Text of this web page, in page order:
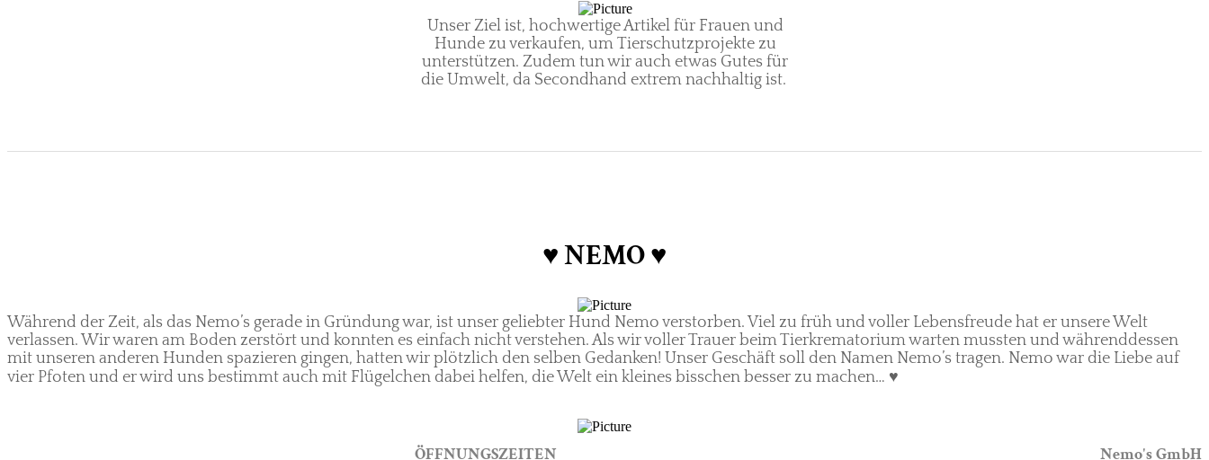
Unser Ziel ist, hochwertige Artikel für Frauen und
Hunde zu verkaufen, um Tierschutzprojekte zu
unterstützen. Zudem tun wir auch etwas Gutes für
die Umwelt, da Secondhand extrem nachhaltig ist.
♥ NEMO ♥
Während der Zeit, als das Nemo’s gerade in Gründung war, ist unser geliebter Hund Nemo verstorben. Viel zu früh und voller Lebensfreude hat er unsere Welt
verlassen. Wir waren am Boden zerstört und konnten es einfach nicht verstehen. Als wir voller Trauer beim Tierkrematorium warten mussten und währenddessen
mit unseren anderen Hunden spazieren gingen, hatten wir plötzlich den selben Gedanken! Unser Geschäft soll den Namen Nemo’s tragen. Nemo war die Liebe auf
vier Pfoten und er wird uns bestimmt auch mit Flügelchen dabei helfen, die Welt ein kleines bisschen besser zu machen… ♥
ÖFFNUNGSZEITEN Nemo's GmbH